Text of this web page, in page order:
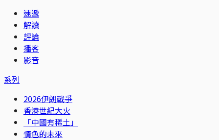
速遞
解讀
評論
播客
影音
系列
2026伊朗戰爭
香港世紀大火
「中國有稀土」
情色的未來